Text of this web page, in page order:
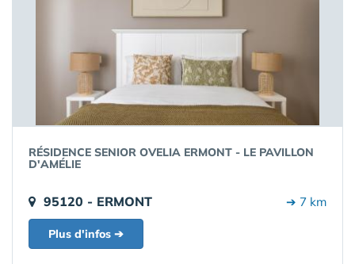
RÉSIDENCE SENIOR OVELIA ERMONT - LE PAVILLON
D'AMÉLIE
95120 - ERMONT ➔ 7 km
Plus d'infos ➔